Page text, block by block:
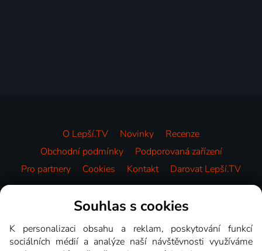
O Lepší.TV Novinky
Recenze
Obchodní podmínky
Podporovaná zařízení
Pro partnery
Cookies Kontakt Darovat Lepší.TV
Videotéka
Souhlas s cookies
K personalizaci obsahu a reklam, poskytování funkcí
sociálních médií a analýze naší návštěvnosti využíváme